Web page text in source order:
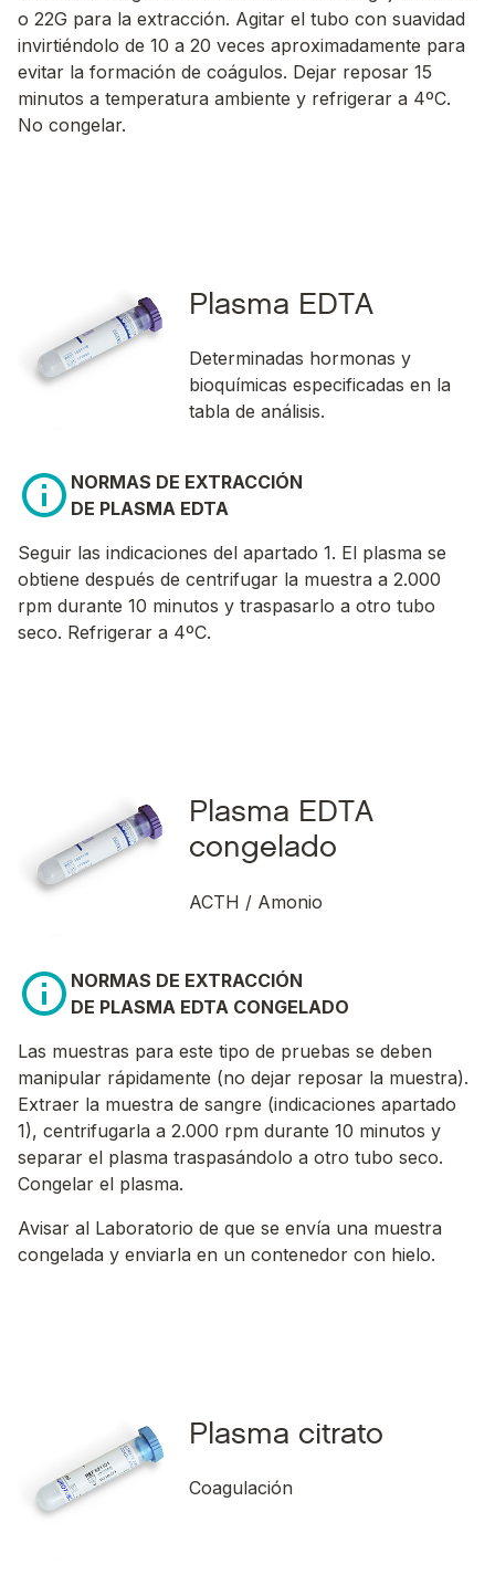
o 22G para la extracción. Agitar el tubo con suavidad
invirtiéndolo de 10 a 20 veces aproximadamente para
evitar la formación de coágulos. Dejar reposar 15
minutos a temperatura ambiente y refrigerar a 4ºC.
No congelar.
Plasma EDTA
Determinadas hormonas y
bioquímicas especificadas en la
tabla de análisis.
NORMAS DE EXTRACCIÓN
DE PLASMA EDTA
Seguir las indicaciones del apartado 1. El plasma se
obtiene después de centrifugar la muestra a 2.000
rpm durante 10 minutos y traspasarlo a otro tubo
seco. Refrigerar a 4ºC.
Plasma EDTA
congelado
ACTH / Amonio
NORMAS DE EXTRACCIÓN
DE PLASMA EDTA CONGELADO
Las muestras para este tipo de pruebas se deben
manipular rápidamente (no dejar reposar la muestra).
Extraer la muestra de sangre (indicaciones apartado
1), centrifugarla a 2.000 rpm durante 10 minutos y
separar el plasma traspasándolo a otro tubo seco.
Congelar el plasma.
Avisar al Laboratorio de que se envía una muestra
congelada y enviarla en un contenedor con hielo.
Plasma citrato
Coagulación